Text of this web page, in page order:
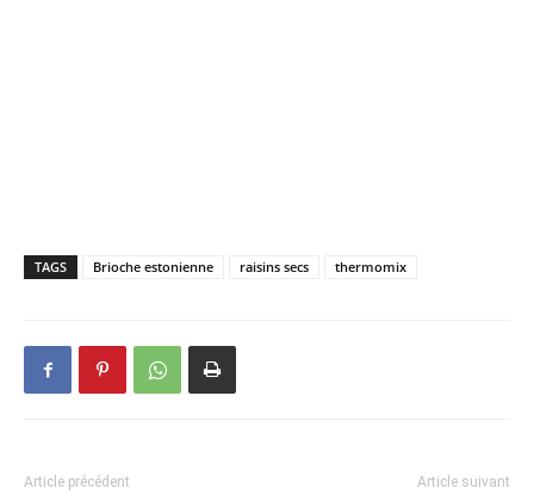
TAGS Brioche estonienne raisins secs thermomix
Article précédent Article suivant